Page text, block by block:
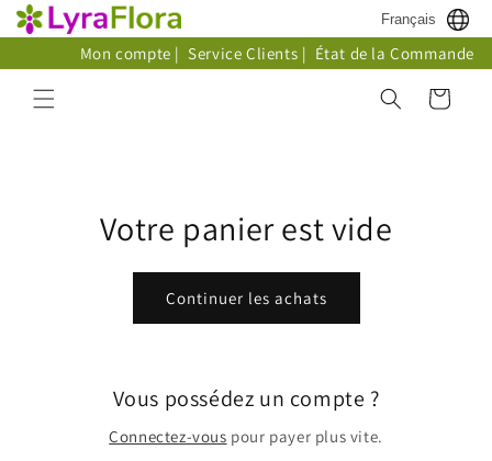
et
passer
au
contenu
Français
Mon compte | Service Clients | État de la Commande
Panier
Votre panier est vide
Continuer les achats
Vous possédez un compte ?
Connectez-vous pour payer plus vite.